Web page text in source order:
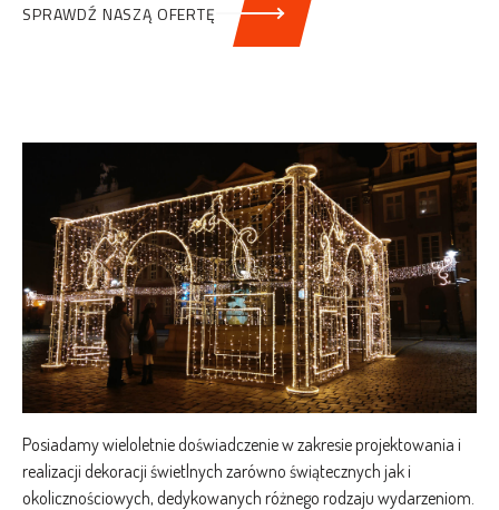
SPRAWDŹ NASZĄ OFERTĘ
Posiadamy wieloletnie doświadczenie w zakresie projektowania i
realizacji dekoracji świetlnych zarówno świątecznych jak i
okolicznościowych, dedykowanych różnego rodzaju wydarzeniom.